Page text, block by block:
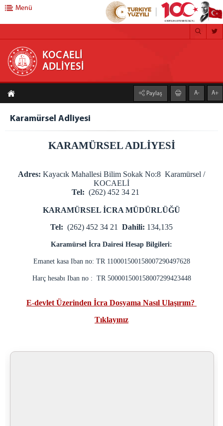
KOCAELİ ADLİYESİ
ANA SAYFA
ADLİYEMİZ
Kocaeli Adliyesi
Mülhakatlarımız
Gölcük Adliyesi
Karamürsel Adliyesi
1 Nolu F Tipi Kapalı Cik
2 Nolu F Tipi Kapalı Cik
1 Nolu T Tipi Kapalı Cik
Denetimli Serbestlik Müdürlüğü
Bilgi İşlem Hizmetleri
Şifre İşlemleri (Portal,Bilgisayar,Mail,Haberci)
Personel İzin Talebi
Menü
KOCAELİ
ADLİYESİ
Paylaş A- A+
Karamürsel Adliyesi
KARAMÜRSEL ADLİYESİ
Adres: Kayacık Mahallesi Bilim Sokak No:8 Karamürsel /
KOCAELİ
Tel: (262) 452 34 21
KARAMÜRSEL İCRA MÜDÜRLÜĞÜ
Tel: (262) 452 34 21 Dahili: 134,135
Karamürsel İcra Dairesi Hesap Bilgileri:
Emanet kasa Iban no: TR 110001500158007290497628
Harç hesabı Iban no : TR 500001500158007299423448
E-devlet Üzerinden İcra Dosyama Nasıl Ulaşırım?
Tıklayınız